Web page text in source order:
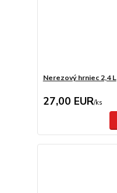
Nerezový hrniec 2,4 L
27,00 EUR/ks